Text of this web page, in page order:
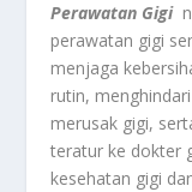
Perawatan Gigi
perawatan gigi
menjaga
rutin,
merusak gigi,
teratur ke dokter
kesehatan gigi